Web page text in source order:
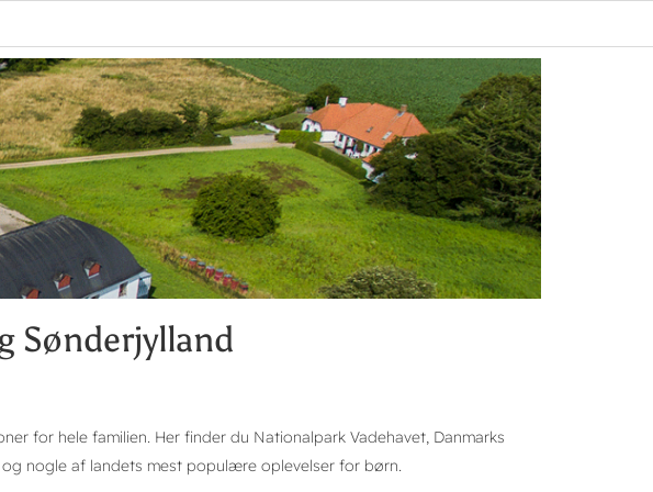
Sønderjylland
for hele familien. Her finder du Nationalpark Vadehavet, Danmarks
og nogle af landets mest populære oplevelser for børn.